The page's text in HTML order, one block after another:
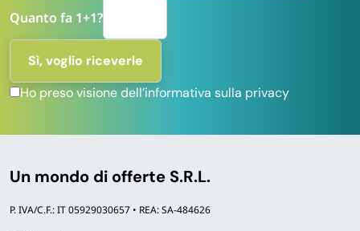
Quanto fa 1+1?
Ho preso visione dell’informativa sulla privacy
Un mondo di offerte S.R.L.
P. IVA/C.F.: IT 05929030657 • REA: SA-484626